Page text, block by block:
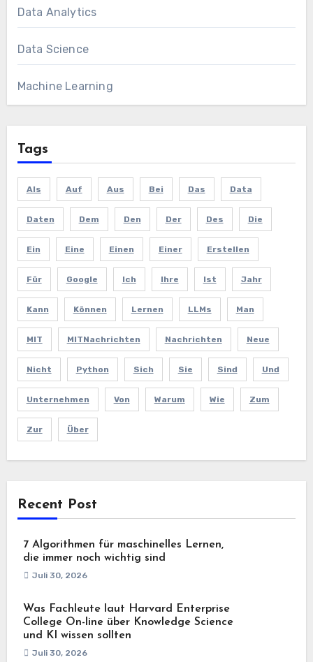
Data Analytics
Data Science
Machine Learning
Tags
Als Auf Aus Bei Das Data
Daten Dem Den Der Des Die
Ein Eine Einen Einer Erstellen
Für Google Ich Ihre Ist Jahr
Kann Können Lernen LLMs Man
MIT MITNachrichten Nachrichten Neue
Nicht Python Sich Sie Sind Und
Unternehmen Von Warum Wie Zum
Zur Über
Recent Post
7 Algorithmen für maschinelles Lernen,
die immer noch wichtig sind
Juli 30, 2026
Was Fachleute laut Harvard Enterprise
College On-line über Knowledge Science
und KI wissen sollten
Juli 30, 2026